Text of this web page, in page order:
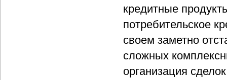
кредитные
потребительское
своем заметно
сложных
организация